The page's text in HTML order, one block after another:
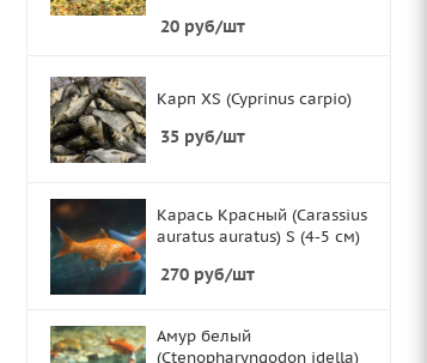
20 руб/шт
Карп XS (Cyprinus carpio)
35 руб/шт
Карась Красный (Carassius
auratus auratus) S (4-5 см)
270 руб/шт
Амур белый
(Ctenopharyngodon idella)